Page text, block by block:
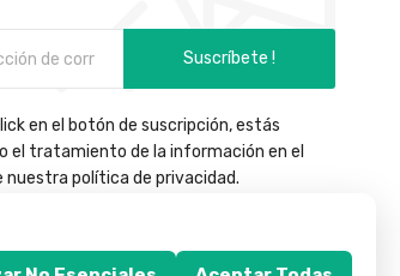
Suscríbete !
en el botón de suscripción, estás
el tratamiento de la información en el
nuestra política de privacidad.